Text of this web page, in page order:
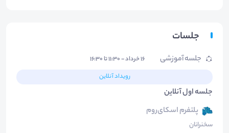
جلسات
جلسه آموزشی
۱۶ خرداد - ۱۱:۳۰ تا ۱۶:۳۰
رویداد آنلاین
جلسه اول آنلاین
پلتفرم اسکای‌روم
سخنرانان